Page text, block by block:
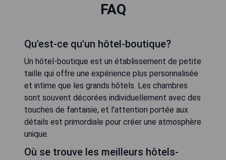
FAQ
Qu'est-ce qu'un hôtel-boutique?
Un hôtel-boutique est un établissement de petite
taille qui offre une expérience plus personnalisée
et intime que les grands hôtels. Les chambres
sont souvent décorées individuellement avec des
touches de fantaisie, et l'attention portée aux
détails est primordiale pour créer une atmosphère
unique.
Où se trouve les meilleurs hôtels-